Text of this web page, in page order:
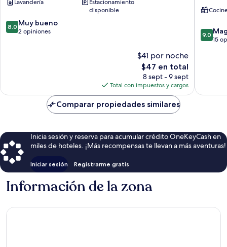
My
Chow
Kit
Lavandería
Estacionamiento
disponible
8.0
de
8.0 Muy bueno
2 opiniones
$41 por noche
El
precio
actual
es
de
$47
$47 en total
8 sept - 9 sept
Total con impuestos y cargos
Imbi
9.0
de
9.0
15
Comparar propiedades similares
Inicia sesión y reserva para acumular crédito OneKeyCash en
miles de hoteles. ¡Más recompensas te llevan a más aventuras!
Iniciar sesión Registrarme gratis
Información de la zona